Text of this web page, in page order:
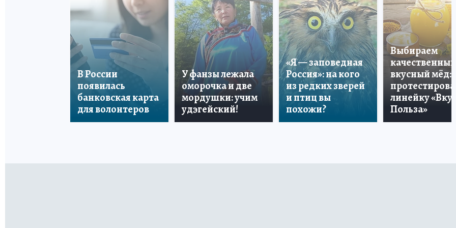
В России
появилась
банковская карта
для волонтеров
У фанзы лежала
оморочка и две
мордушки: учим
удэгейский!
«Я — заповедная
Россия»: на кого
из редких зверей
и птиц вы
похожи?
Выбираем
качественный
вкусный мёд:
линейку «Вкус
Польза»